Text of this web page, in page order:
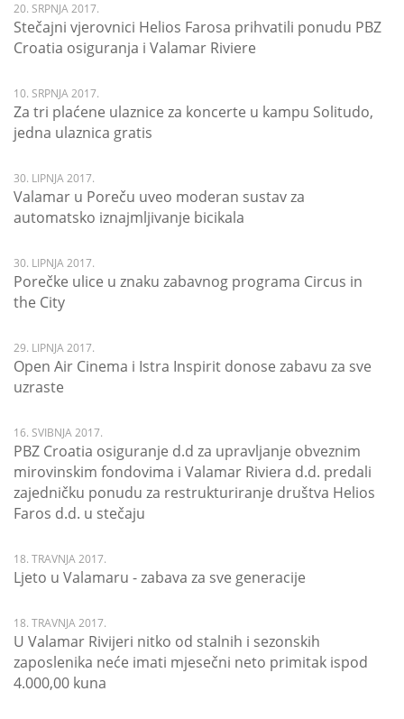
20. SRPNJA 2017.
Stečajni vjerovnici Helios Farosa prihvatili ponudu PBZ
Croatia osiguranja i Valamar Riviere
10. SRPNJA 2017.
Za tri plaćene ulaznice za koncerte u kampu Solitudo,
jedna ulaznica gratis
30. LIPNJA 2017.
Valamar u Poreču uveo moderan sustav za
automatsko iznajmljivanje bicikala
30. LIPNJA 2017.
Porečke ulice u znaku zabavnog programa Circus in
the City
29. LIPNJA 2017.
Open Air Cinema i Istra Inspirit donose zabavu za sve
uzraste
16. SVIBNJA 2017.
PBZ Croatia osiguranje d.d za upravljanje obveznim
mirovinskim fondovima i Valamar Riviera d.d. predali
zajedničku ponudu za restrukturiranje društva Helios
Faros d.d. u stečaju
18. TRAVNJA 2017.
Ljeto u Valamaru - zabava za sve generacije
18. TRAVNJA 2017.
U Valamar Rivijeri nitko od stalnih i sezonskih
zaposlenika neće imati mjesečni neto primitak ispod
4.000,00 kuna